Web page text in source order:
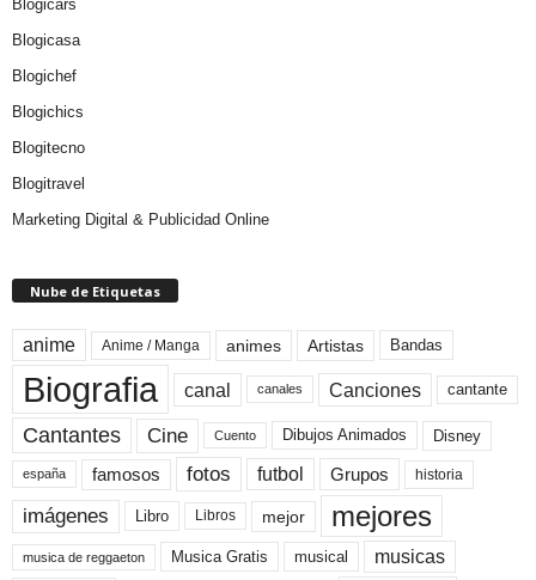
Blogicars
Blogicasa
Blogichef
Blogichics
Blogitecno
Blogitravel
Marketing Digital & Publicidad Online
Nube de Etiquetas
anime Anime / Manga animes Artistas Bandas
Biografia canal canales Canciones cantante
Cantantes Cine Cuento Dibujos Animados Disney
españa famosos fotos futbol Grupos historia
imágenes Libro Libros mejor mejores
musica de reggaeton Musica Gratis musical musicas